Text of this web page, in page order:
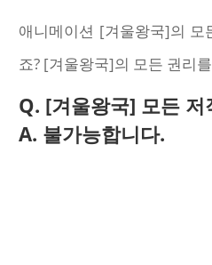
애니메이션 [겨울왕국]의 모
죠? [겨울왕국]의 모든 권리
Q. [겨울왕국] 모든 저
A. 불가능합니다.